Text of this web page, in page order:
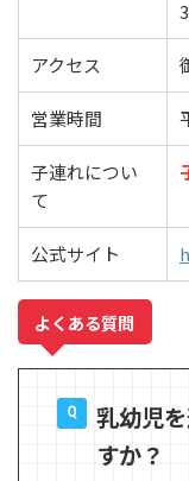
アクセス
営業時間
子連れについ
て
公式サイト
よくある質問
乳幼児
すか？